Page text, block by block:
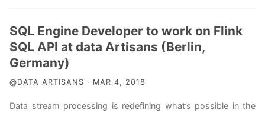
SQL Engine Developer to work on Flink
SQL API at data Artisans (Berlin,
Germany)
@DATA ARTISANS · MAR 4, 2018
Data stream processing is redefining what’s possible in the